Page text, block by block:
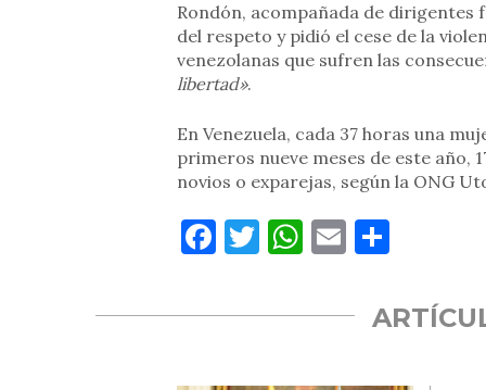
Rondón, acompañada de dirigentes
del respeto y pidió el cese de la
venezolanas que sufren las
libertad».
En Venezuela, cada 37 horas una
primeros nueve meses de este año,
novios o exparejas, según la ONG
Facebook
Twitter
WhatsApp
Email